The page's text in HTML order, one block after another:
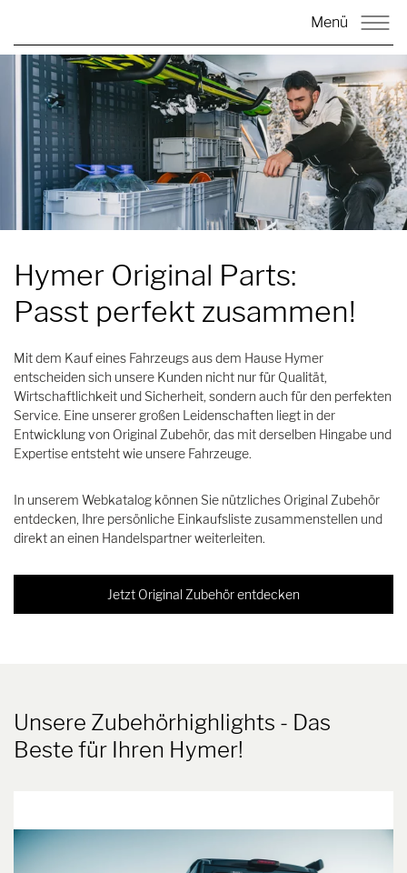
Menü
Hymer Original Parts:
Passt perfekt zusammen!
Mit dem Kauf eines Fahrzeugs aus dem Hause Hymer
entscheiden sich unsere Kunden nicht nur für Qualität,
Wirtschaftlichkeit und Sicherheit, sondern auch für den perfekten
Service. Eine unserer großen Leidenschaften liegt in der
Entwicklung von Original Zubehör, das mit derselben Hingabe und
Expertise entsteht wie unsere Fahrzeuge.
In unserem Webkatalog können Sie nützliches Original Zubehör
entdecken, Ihre persönliche Einkaufsliste zusammenstellen und
direkt an einen Handelspartner weiterleiten.
Jetzt Original Zubehör entdecken
Unsere Zubehörhighlights - Das
Beste für Ihren Hymer!